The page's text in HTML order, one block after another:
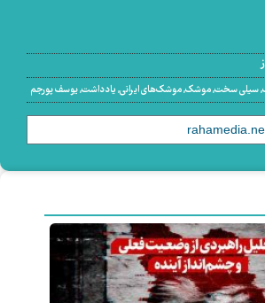
,سیلی سخت,موشک,موشک‌های ایرانی,یادداشت,یوسف پورجم